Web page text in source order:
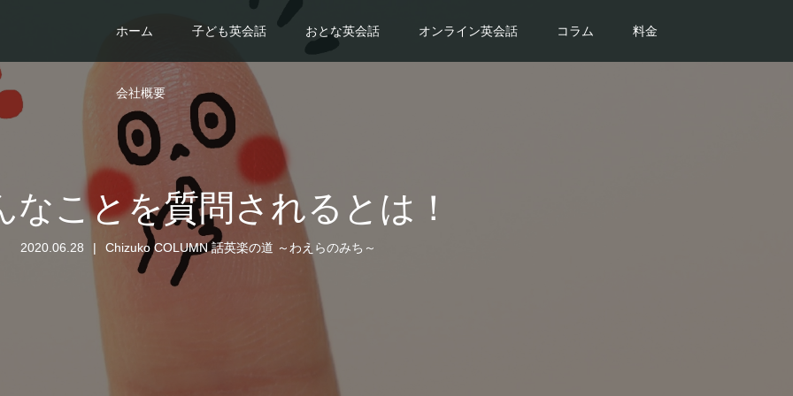
ホーム 子ども英会話 おとな英会話 オンライン英会話 コラム 料金
会社概要
なことを質問されるとは！
2020.06.28 Chizuko COLUMN 話英楽の道 ～わえらのみち～